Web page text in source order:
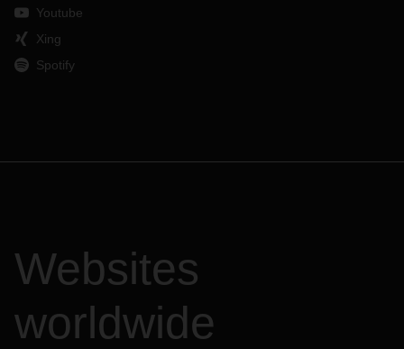
Youtube
Xing
Spotify
Websites
worldwide